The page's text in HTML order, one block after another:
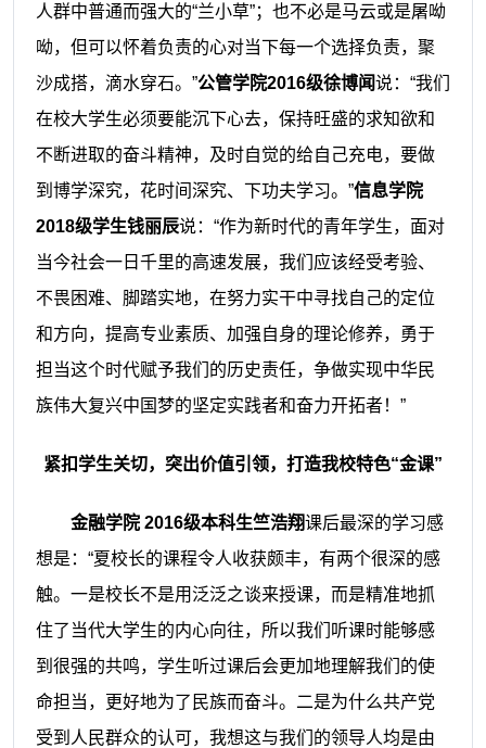
人群中普通而强大的“兰小草”；也不必是马云或是屠呦
呦，但可以怀着负责的心对当下每一个选择负责，聚
沙成搭，滴水穿石。”公管学院2016级徐博闻说： “我们
在校大学生必须要能沉下心去，保持旺盛的求知欲和
不断进取的奋斗精神，及时自觉的给自己充电，要做
到博学深究，花时间深究、下功夫学习。”信息学院
2018级学生钱丽辰说： “作为新时代的青年学生，面对
当今社会一日千里的高速发展，我们应该经受考验、
不畏困难、脚踏实地，在努力实干中寻找自己的定位
和方向，提高专业素质、加强自身的理论修养，勇于
担当这个时代赋予我们的历史责任，争做实现中华民
族伟大复兴中国梦的坚定实践者和奋力开拓者！”
紧扣学生关切，突出价值引领，打造我校特色“金课”
金融学院2016级本科生竺浩翔课后最深的学习感
想是： “夏校长的课程令人收获颇丰，有两个很深的感
触。一是校长不是用泛泛之谈来授课，而是精准地抓
住了当代大学生的内心向往，所以我们听课时能够感
到很强的共鸣，学生听过课后会更加地理解我们的使
命担当，更好地为了民族而奋斗。 二是为什么共产党
受到人民群众的认可，我想这与我们的领导人均是由